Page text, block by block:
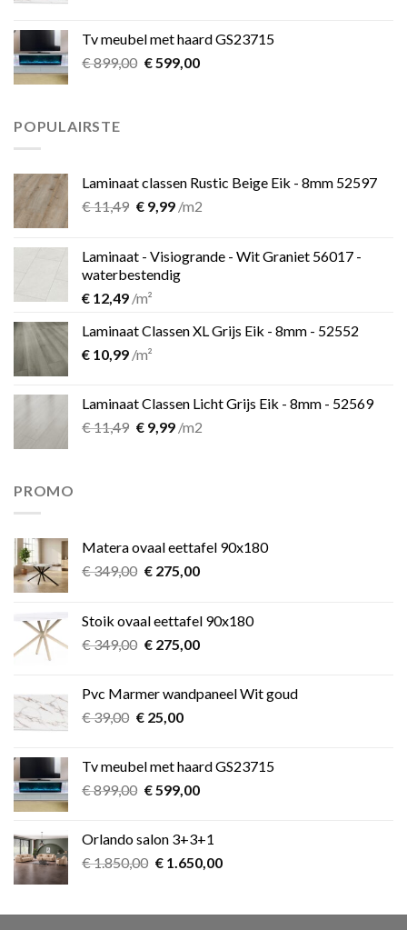
€ 39,00.€ 25,00.
Tv meubel met haard GS23715
€899,00 Oorspronkelijke
€599,00Huidige
POPULAIRSTE
Laminaat classen Rustic Beige Eik - 8mm 52597
€11,49 Oorspronkelijke
€ 11,49.
€9,99Huidige
€ 9,99.
/m2
Laminaat - Visiogrande - Wit Graniet 56017 -
waterbestendig
€ 12,49 /m²
Laminaat Classen XL Grijs Eik - 8mm - 52552
€ 10,99 /m²
Laminaat Classen Licht Grijs Eik - 8mm - 52569
€11,49 Oorspronkelijke
€9,99Huidige
/m2
PROMO
Matera ovaal eettafel 90x180
€349,00 Oorspronkelijke
€ 349,00.
€275,00Huidige
€ 275,00.
Stoik ovaal eettafel 90x180
€349,00 Oorspronkelijke
€ 349,00.
€275,00Huidige
€ 275,00.
Pvc Marmer wandpaneel Wit goud
€39,00 Oorspronkelijke
€ 39,00.
€25,00Huidige
€ 25,00.
Tv meubel met haard GS23715
€899,00 Oorspronkelijke
€ 899,00.
€599,00Huidige
€ 599,00.
Orlando salon 3+3+1
€1.850,00 Oorspronkelijke
€ 1.850,00.
€1.650,00Huidige
€ 1.650,00.